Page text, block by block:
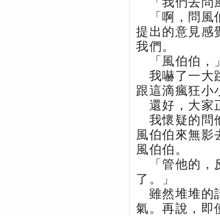
「啊，問風
提出的意見感
我們。
「風伯伯，
我嚇了一大
跟這滴瘋狂小
還好，大家
我懷疑的問
風伯伯來無影
風伯伯。
「管他的，
了。」
雖然堆堆的
氣。再說，即